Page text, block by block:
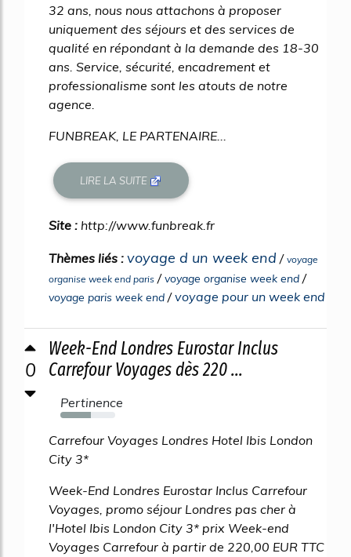
32 ans, nous nous attachons à proposer
uniquement des séjours et des services de
qualité en répondant à la demande des 18-30
ans. Service, sécurité, encadrement et
professionalisme sont les atouts de notre
agence.
FUNBREAK, LE PARTENAIRE...
LIRE LA SUITE
Site : http://www.funbreak.fr
Thèmes liés : voyage d un week end / voyage
organise week end paris /voyage organise week end /
voyage paris week end /voyage pour un week end
0
Week-End Londres Eurostar Inclus
Carrefour Voyages dès 220 ...
Pertinence
56%
Carrefour Voyages Londres Hotel Ibis London
City 3*
Week-End Londres Eurostar Inclus Carrefour
Voyages, promo séjour Londres pas cher à
l'Hotel Ibis London City 3* prix Week-end
Voyages Carrefour à partir de 220,00 EUR TTC